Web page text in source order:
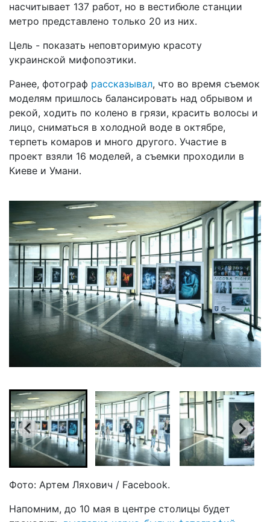
насчитывает 137 работ, но в вестибюле станции
метро представлено только 20 из них.
Цель - показать неповторимую красоту
украинской мифопоэтики.
Ранее, фотограф рассказывал, что во время съемок
моделям пришлось балансировать над обрывом и
рекой, ходить по колено в грязи, красить волосы и
лицо, сниматься в холодной воде в октябре,
терпеть комаров и много другого. Участие в
проект взяли 16 моделей, а съемки проходили в
Киеве и Умани.
Фото: Артем Ляхович / Facebook.
Напомним, до 10 мая в центре столицы будет